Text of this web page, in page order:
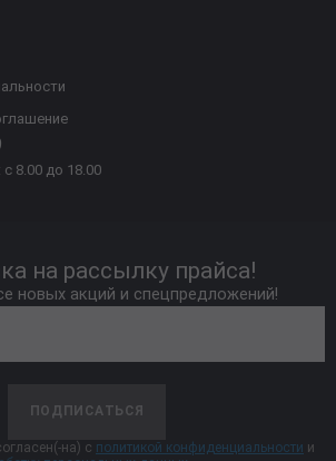
8.00 до 18.00
на рассылку прайса!
новых акций и спецпредложений!
ПОДПИСАТЬСЯ
на) с политикой конфиденциальности и